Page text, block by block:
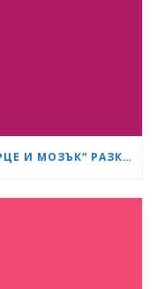
ШЕФЪТ НА ХИРУРГИЯТА В „СЪРЦЕ И МОЗЪК“ РАЗКРИ КАК СА ИЗТРЪГНАЛИ ОТ СМЪРТТА ОЦЕЛЕЛИЯ ОТ КАСАПНИЦАТА НА „ТРАКИЯ“